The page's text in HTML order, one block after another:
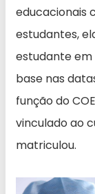
educacionais
estudantes,
estudante em
base nas
função do
vinculado ao
matriculou.